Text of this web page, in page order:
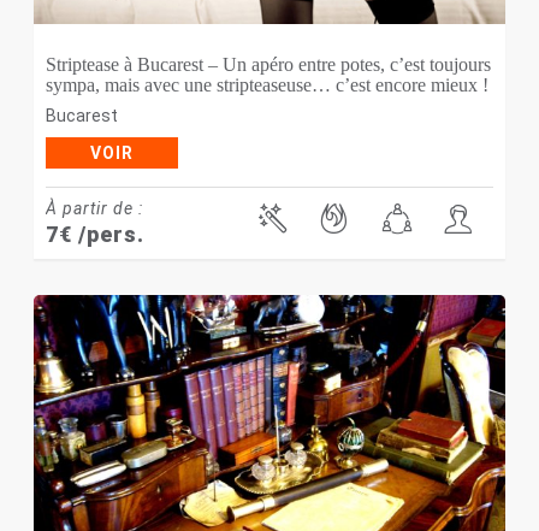
Striptease à Bucarest – Un apéro entre potes, c’est toujours
sympa, mais avec une stripteaseuse… c’est encore mieux !
Bucarest
VOIR
À partir de :
7€ /pers.